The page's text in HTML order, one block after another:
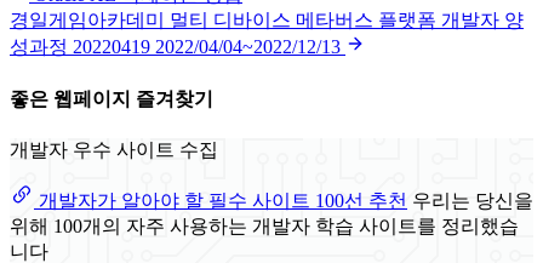
경일게임아카데미 멀티 디바이스 메타버스 플랫폼 개발자 양
성과정 20220419 2022/04/04~2022/12/13
좋은 웹페이지 즐겨찾기
개발자 우수 사이트 수집
개발자가 알아야 할 필수 사이트 100선 추천 우리는 당신을
위해 100개의 자주 사용하는 개발자 학습 사이트를 정리했습
니다